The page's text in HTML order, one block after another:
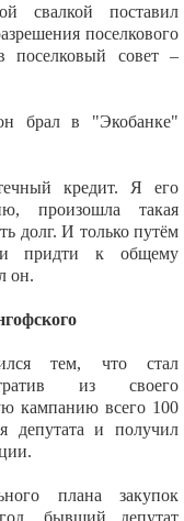
свалкой поставил
поселкового
поселковый совет –
брал в "Экобанке"
кредит. Я его
произошла такая
долг. И только путём
придти к общему
он.
тем, что стал
из своего
кампанию всего 100
депутата и получил
плана закупок
бывший депутат